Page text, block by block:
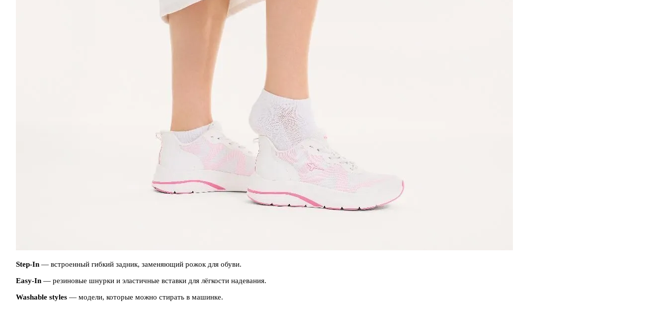
Step-In — встроенный гибкий задник, заменяющий рожок для обуви.
Easy-In — резиновые шнурки и эластичные вставки для лёгкости надевания.
Washable styles — модели, которые можно стирать в машинке.